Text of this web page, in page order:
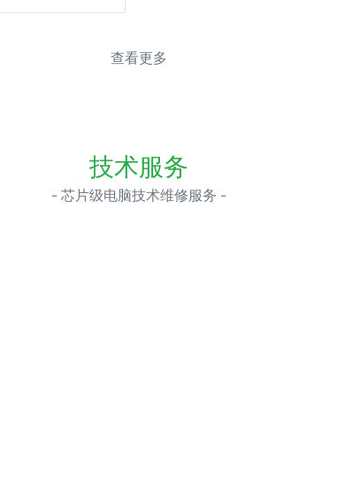
查看更多
技术服务
- 芯片级电脑技术维修服务 -